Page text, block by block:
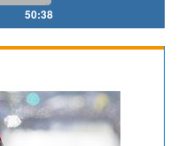
50:38